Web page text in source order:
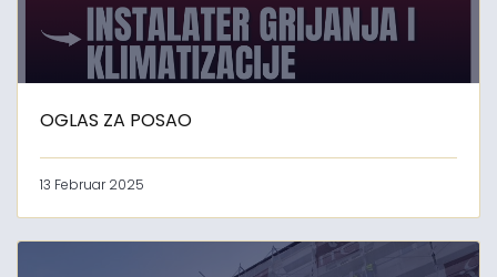
OGLAS ZA POSAO
13 Februar 2025